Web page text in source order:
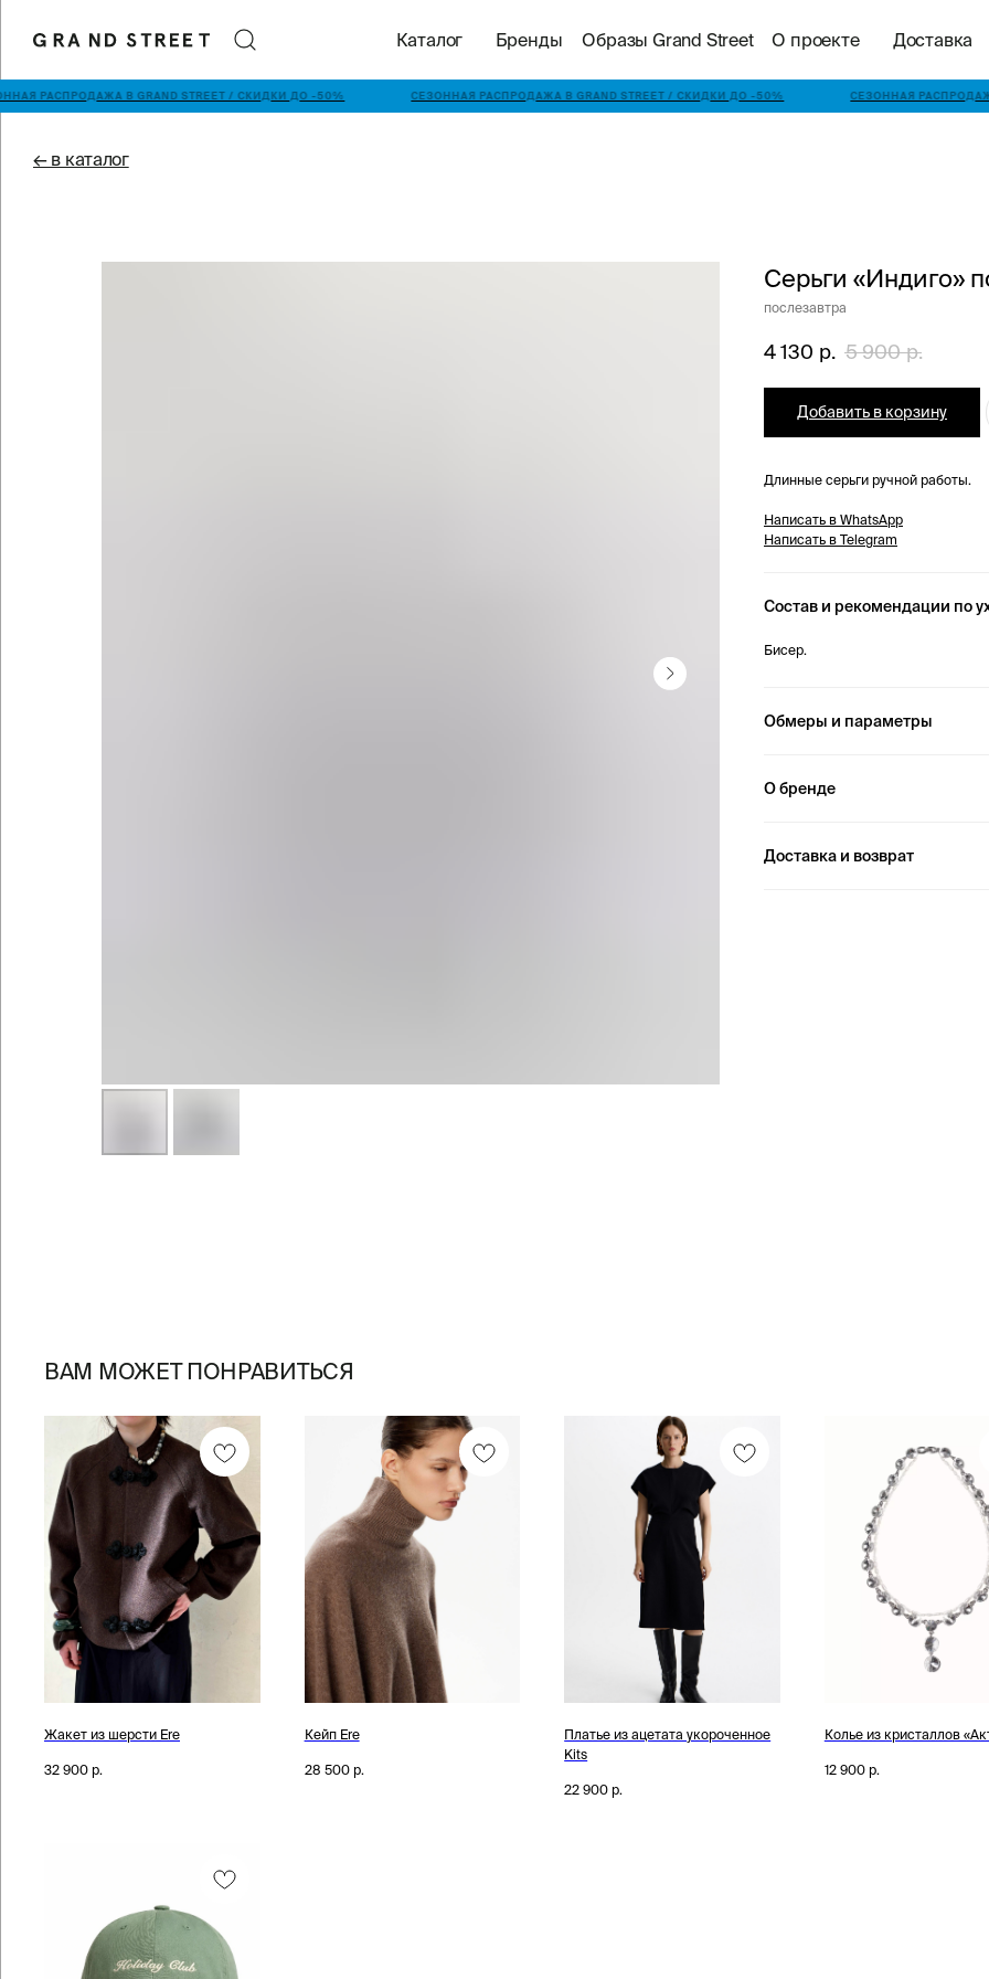
Каталог Образы Grand Street О проекте Доставка
Бренды
РАСПРОДАЖА В GRAND STREET / СКИДКИ ДО -50% СЕЗОННАЯ РАСПРОДАЖА В GRAND STREET / СКИДКИ ДО -50% СЕЗОННАЯ
← в каталог
Серьги «Индиго»
послезавтра
4 130 р. 5 900 р.
Добавить в корзину
Длинные серьги ручной работы.
Написать в WhatsApp
Написать в Telegram
Состав и рекомендации по
Бисер.
Обмеры и параметры
О бренде
Доставка и возврат
ВАМ МОЖЕТ ПОНРАВИТЬСЯ
Жакет из шерсти Ere
32 900 р.
Кейп Ere
28 500 р.
Платье из ацетата укороченное
Kits
22 900 р.
Колье из кристаллов
12 900 р.